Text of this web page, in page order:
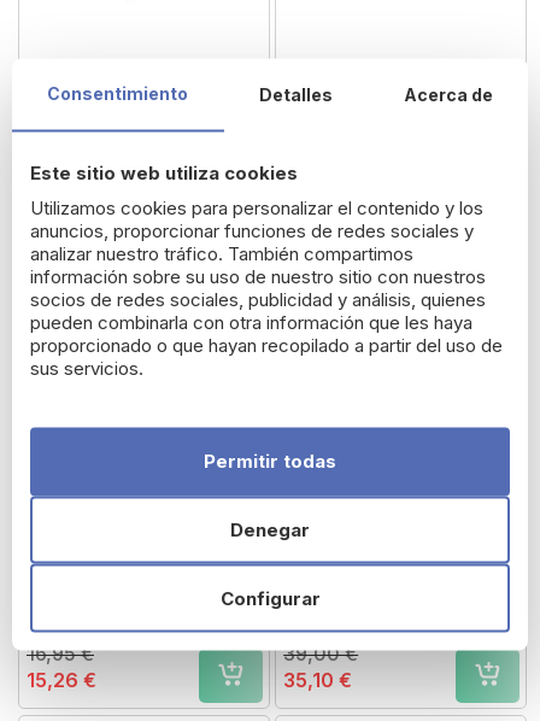
Two Poles Contorno de
Ojos Iluminador &
32,36 €
35,95 €
Two Poles Lip Hero Balm
15,26 €
16,95 €
Promoción Two Poles 10%
Dto.
15,26 €
16,95 €
Promoción Two Poles 10%
Dto.
Milk Essence 80 ml
35,10 €
39,00 €
Consentimiento Detalles Acerca de
Este sitio web utiliza cookies
Utilizamos cookies para personalizar el contenido y los
anuncios, proporcionar funciones de redes sociales y
analizar nuestro tráfico. También compartimos
información sobre su uso de nuestro sitio con nuestros
socios de redes sociales, publicidad y análisis, quienes
pueden combinarla con otra información que les haya
proporcionado o que hayan recopilado a partir del uso de
sus servicios.
Configurar
Denegar
Permitir todas